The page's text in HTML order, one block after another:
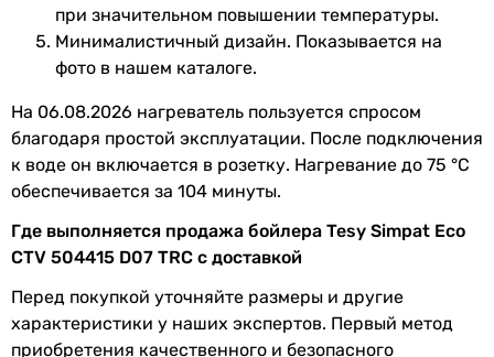
Материал
теплоизоляции
пенополиуретан
Материал
внутреннего
бака
сталь с покрытием
внутреннего
бака
стеклокерамика
Тип
анода
магниевый (пассивный) анод
при значительном повышении температуры.
Минималистичный дизайн. Показывается на
фото в нашем каталоге.
На 06.08.2026 нагреватель пользуется спросом
благодаря простой эксплуатации. После подключения
к воде он включается в розетку. Нагревание до 75 °C
обеспечивается за 104 минуты.
Где выполняется продажа бойлера Tesy Simpat Eco
CTV 504415 D07 TRC с доставкой
Перед покупкой уточняйте размеры и другие
характеристики у наших экспертов. Первый метод
приобретения качественного и безопасного